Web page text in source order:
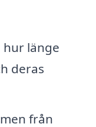
länge
deras
från